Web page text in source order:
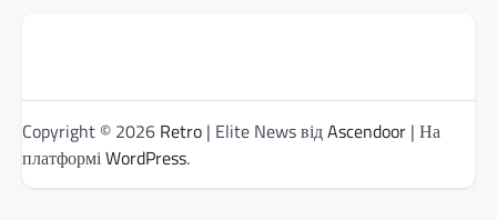
Copyright © 2026 Retro | Elite News відAscendoor | На
платформіWordPress.